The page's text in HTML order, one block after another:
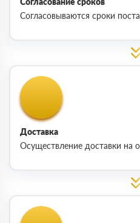
Согласовываются сроки
Доставка
Осуществление доставки на